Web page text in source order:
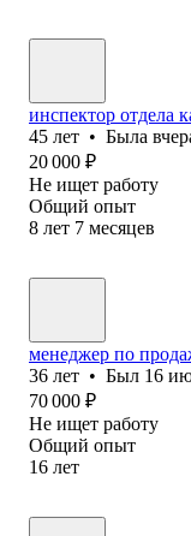
инспектор отдела
45 лет • Была
20 000 ₽
Не ищет работу
Общий опыт
8 лет 7 месяцев
менеджер по
36 лет • Был 16
70 000 ₽
Не ищет работу
Общий опыт
16 лет